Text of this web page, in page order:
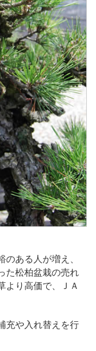
ある人が増え、
た松柏盆栽の売れ
より高価で、ＪＡ
充や入れ替えを行